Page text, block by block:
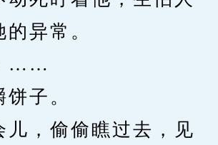
异常。
……
子。
，偷偷瞧过去，见